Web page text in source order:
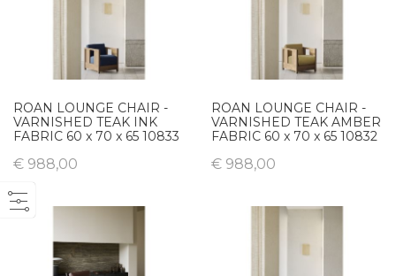
ROAN LOUNGE CHAIR -
VARNISHED TEAK INK
FABRIC 60 x 70 x 65 10833
€ 988,00
ROAN LOUNGE CHAIR -
VARNISHED TEAK AMBER
FABRIC 60 x 70 x 65 10832
€ 988,00